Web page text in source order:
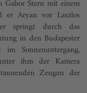
Gabor Stern mit einem
er Aryan vor Laszlos
springt durch das
in den Budapester
Sonnenuntergang,
ihm der Kamera
Zeugen der